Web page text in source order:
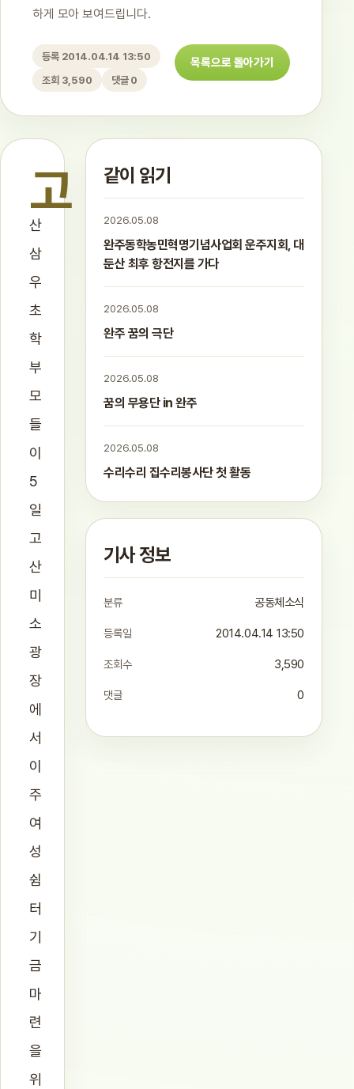
하게 모아 보여드립니다.
등록 2014.04.14 13:50
조회 3,590
댓글 0
목록으로 돌아가기
고
산
삼
우
초
학
부
모
들
이
5
일
고
산
미
소
광
장
에
서
이
주
여
성
쉼
터
기
금
마
련
을
위
같이 읽기
2026.05.08
완주동학농민혁명기념사업회 운주지회, 대
둔산 최후 항전지를 가다
2026.05.08
완주 꿈의 극단
2026.05.08
꿈의 무용단 in 완주
2026.05.08
수리수리 집수리봉사단 첫 활동
기사 정보
분류 공동체소식
등록일 2014.04.14 13:50
조회수 3,590
댓글 0